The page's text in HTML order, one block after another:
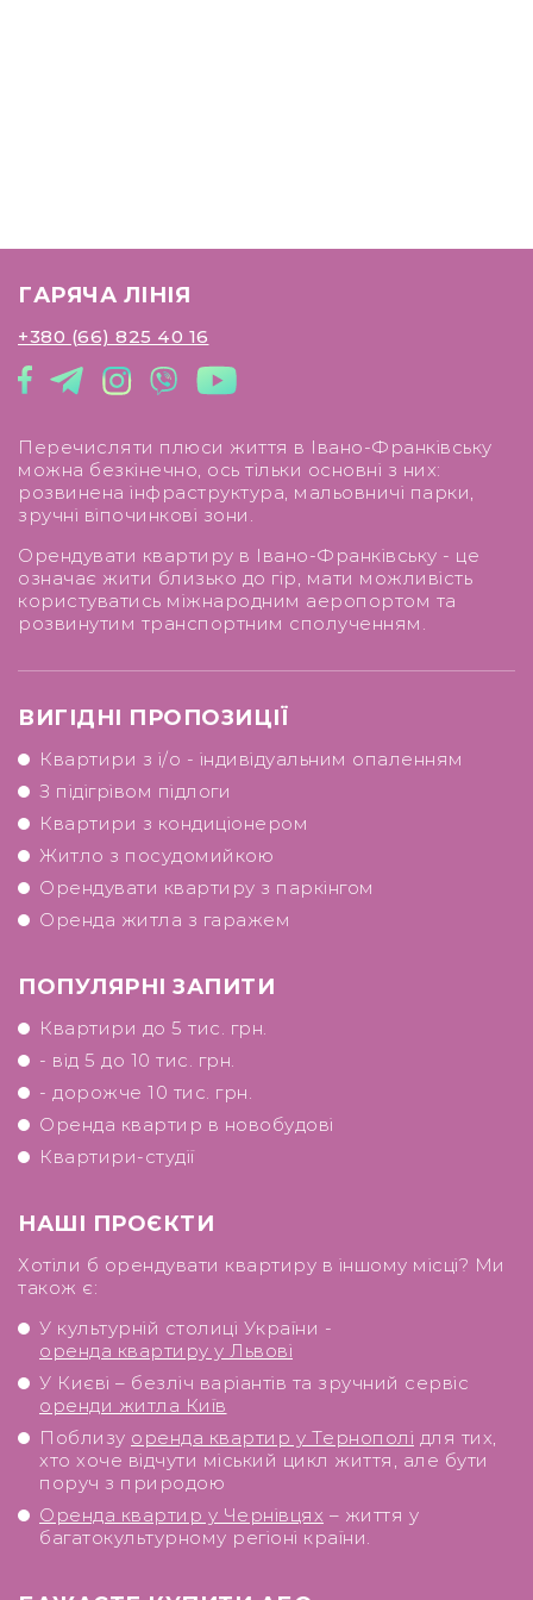
ГАРЯЧА ЛІНІЯ
+380 (66) 825 40 16
Перечисляти плюси життя в Івано-Франківську
можна безкінечно, ось тільки основні з них:
розвинена інфраструктура, мальовничі парки,
зручні віпочинкові зони.
Орендувати квартиру в Івано-Франківську - це
означає жити близько до гір, мати можливість
користуватись міжнародним аеропортом та
розвинутим транспортним сполученням.
ВИГІДНІ ПРОПОЗИЦІЇ
Квартири з і/о - індивідуальним опаленням
З підігрівом підлоги
Квартири з кондиціонером
Житло з посудомийкою
Орендувати квартиру з паркінгом
Оренда житла з гаражем
ПОПУЛЯРНІ ЗАПИТИ
Квартири до 5 тис. грн.
- від 5 до 10 тис. грн.
- дорожче 10 тис. грн.
Оренда квартир в новобудові
Квартири-студії
НАШІ ПРОЄКТИ
Хотіли б орендувати квартиру в іншому місці? Ми
також є:
У культурній столиці України -
оренда квартиру у Львові
У Києві – безліч варіантів та зручний сервіс
оренди житла Київ
Поблизу оренда квартир у Тернополі для тих,
хто хоче відчути міський цикл життя, але бути
поруч з природою
Оренда квартир у Чернівцях – життя у
багатокультурному регіоні країни.